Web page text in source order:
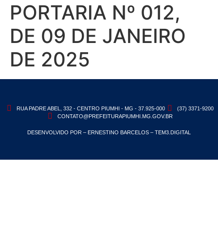
PORTARIA Nº 012,
DE 09 DE JANEIRO
DE 2025
RUA PADRE ABEL, 332 - CENTRO PIUMHI - MG - 37.925-000
(37) 3371-9200
CONTATO@PREFEITURAPIUMHI.MG.GOV.BR
DESENVOLVIDO POR – ERNESTINO BARCELOS – TEM3.DIGITAL